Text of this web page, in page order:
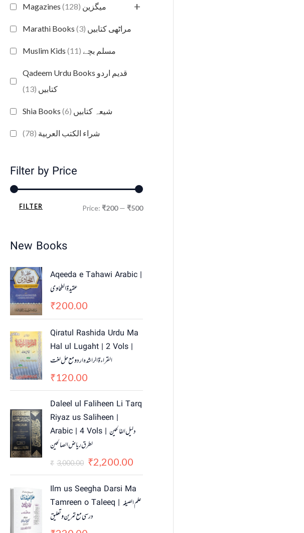
Magazines میگزین (128) +
Marathi Books مراٹھی کتابیں (3)
Muslim Kids مسلم بچے (11)
Qadeem Urdu Books قدیم اردو
کتابیں (13)
Shia Books شیعہ کتابیں (6)
شراء الكتب العربية (78)
Filter by Price
FILTER Price: ₹200— ₹500
New Books
Aqeeda e Tahawi Arabic |
عقیدة الطحاوی
₹200.00
Qiratul Rashida Urdu Ma
Hal ul Lugaht | 2 Vols |
القراءة الراشدہ اردو مع حل لغت
₹120.00
Daleel ul Faliheen Li Tarq
Riyaz us Saliheen |
Arabic | 4 Vols | دلیل الفالحین
لطرق ریاض الصالحین
₹ 3,000.00
r
i
g
i
n
p
r
i
₹2,200.00
r
r
i
Ilm us Seegha Darsi Ma
Tamreen o Taleeq | علم الصیغہ
درسی مع تمرین و تعلیق